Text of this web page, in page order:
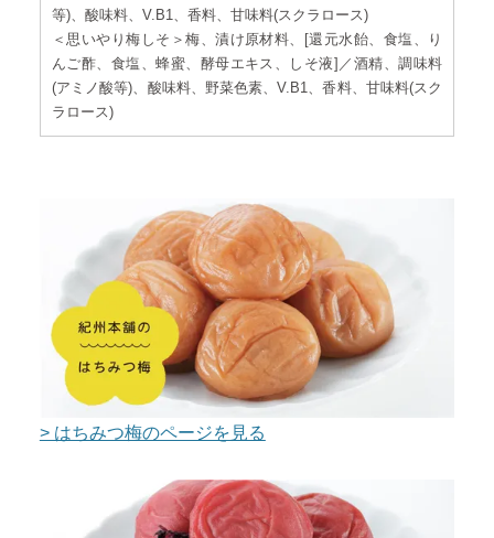
等)、酸味料、V.B1、香料、甘味料(スクラロース)
＜思いやり梅しそ＞梅、漬け原材料、[還元水飴、食塩、り
んご酢、食塩、蜂蜜、酵母エキス、しそ液]／酒精、調味料
(アミノ酸等)、酸味料、野菜色素、V.B1、香料、甘味料(スク
ラロース)
> はちみつ梅のページを見る